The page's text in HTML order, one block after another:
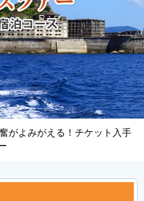
がよみがえる！チケット入手